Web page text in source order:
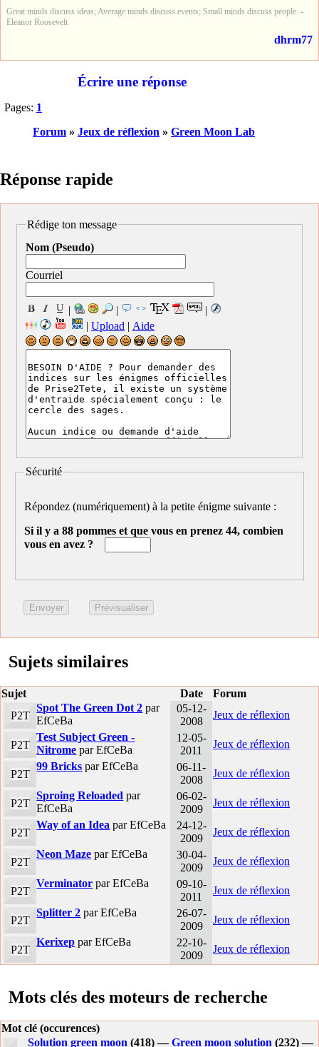
Great minds discuss ideas; Average minds discuss events; Small minds discuss people. -
Eleanor Roosevelt
dhrm77
Écrire une réponse
Pages: 1
Forum » Jeux de réflexion » Green Moon Lab
Réponse rapide
Rédige ton message
Nom (Pseudo)
Courriel
| |
|
| Upload | Aide
Sécurité
Répondez (numériquement) à la petite énigme suivante :
Si il y a 88 pommes et que vous en prenez 44, combien
vous en avez ?
Sujets similaires
Sujet Date
Forum
P2T
Spot The Green Dot 2 par
EfCeBa
05-12-
2008
Jeux de réflexion
P2T
Test Subject Green -
Nitrome par EfCeBa
12-05-
2011
Jeux de réflexion
P2T
99 Bricks par EfCeBa
06-11-
2008
Jeux de réflexion
P2T
Sproing Reloaded par
EfCeBa
06-02-
2009
Jeux de réflexion
P2T
Way of an Idea par EfCeBa
24-12-
2009
Jeux de réflexion
P2T
Neon Maze par EfCeBa
30-04-
2009
Jeux de réflexion
P2T
Verminator par EfCeBa
09-10-
2011
Jeux de réflexion
P2T
Splitter 2 par EfCeBa
26-07-
2009
Jeux de réflexion
P2T
Kerixep par EfCeBa
22-10-
2009
Jeux de réflexion
Mots clés des moteurs de recherche
Mot clé (occurences)
Solution green moon(418) —Green moon solution(232) —